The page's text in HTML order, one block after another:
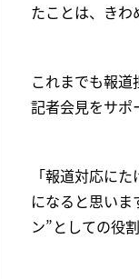
たことは、きわ
これまでも報
記者会見をサポ
「報道対応に
になると思い
ン”としての役